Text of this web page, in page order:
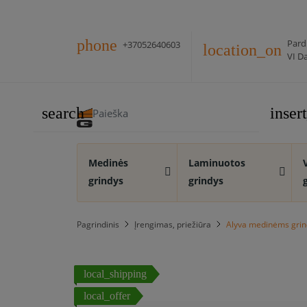
phone +37052640603 location_on VI
search
Medinės
grindys
Laminuotos
grindys
Pagrindinis Įrengimas, priežiūra Alyva medinėms
local_shipping
local_offer